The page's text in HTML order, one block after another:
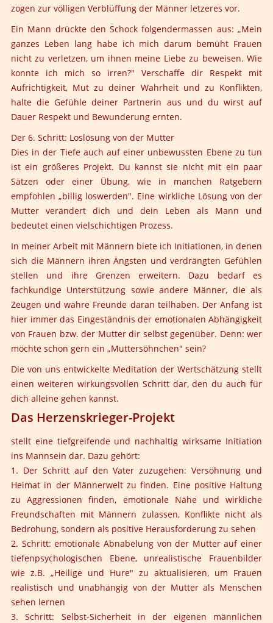
zogen zur völligen Verblüffung der Männer letzeres vor.
Ein Mann drückte den Schock folgendermassen aus: „Mein
ganzes Leben lang habe ich mich darum bemüht Frauen
nicht zu verletzen, um ihnen meine Liebe zu beweisen. Wie
konnte ich mich so irren?" Verschaffe dir Respekt mit
Aufrichtigkeit, Mut zu deiner Wahrheit und zu Konflikten,
halte die Gefühle deiner Partnerin aus und du wirst auf
Dauer Respekt und Bewunderung ernten.
Der 6. Schritt: Loslösung von der Mutter
Dies in der Tiefe auch auf einer unbewussten Ebene zu tun
ist ein größeres Projekt. Du kannst sie nicht mit ein paar
Sätzen oder einer Übung, wie in manchen Ratgebern
empfohlen „billig loswerden". Eine wirkliche Lösung von der
Mutter verändert dich und dein Leben als Mann und
bedeutet einen vielschichtigen Prozess.
In meiner Arbeit mit Männern biete ich Initiationen, in denen
sich die Männern ihren Ängsten und verdrängten Gefühlen
stellen und ihre Grenzen erweitern. Dazu bedarf es
fachkundige Unterstützung sowie andere Männer, die als
Zeugen und wahre Freunde daran teilhaben. Der Anfang ist
hier immer das Eingeständnis der emotionalen Abhängigkeit
von Frauen bzw. der Mutter dir selbst gegenüber. Denn: wer
möchte schon gern ein „Muttersöhnchen" sein?
Die von uns entwickelte Meditation der Wertschätzung stellt
einen weiteren wirkungsvollen Schritt dar, den du auch für
dich alleine gehen kannst.
Das Herzenskrieger-Projekt
stellt eine tiefgreifende und nachhaltig wirksame Initiation
ins Mannsein dar. Dazu gehört:
1. Der Schritt auf den Vater zuzugehen: Versöhnung und
Heimat in der Männerwelt zu finden. Eine positive Haltung
zu Aggressionen finden, emotionale Nähe und wirkliche
Freundschaften mit Männern zulassen, Konflikte nicht als
Bedrohung, sondern als positive Herausforderung zu sehen
2. Schritt: emotionale Abnabelung von der Mutter auf einer
tiefenpsychologischen Ebene, unrealistische Frauenbilder
wie z.B. „Heilige und Hure" zu aktualisieren, um Frauen
realistisch und unabhängig von der Mutter als Menschen
sehen lernen
3. Schritt: Selbst-Sicherheit in der eigenen männlichen